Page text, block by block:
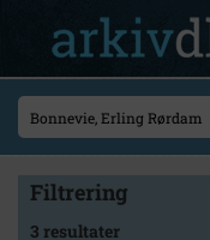
Filtrering
3 resultater